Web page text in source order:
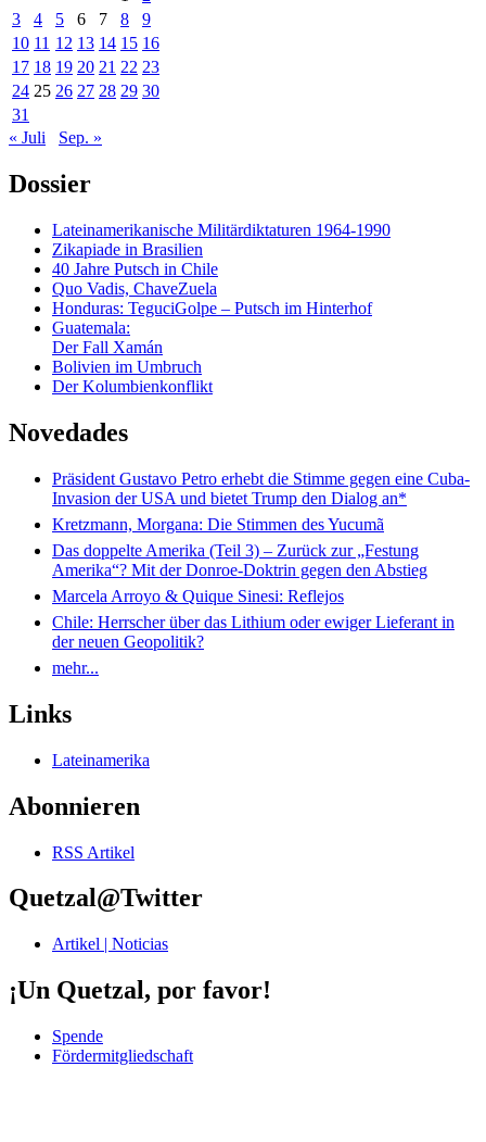
3
4 5 6 7 8
9
10 11 12 13 14 15 16
17 18 19 20 21 22 23
24 25 26 27 28 29 30
31
« Juli
Sep. »
Dossier
Lateinamerikanische Militärdiktaturen 1964-1990
Zikapiade in Brasilien
40 Jahre Putsch in Chile
Quo Vadis, ChaveZuela
Honduras: TeguciGolpe – Putsch im Hinterhof
Guatemala:
Der Fall Xamán
Bolivien im Umbruch
Der Kolumbienkonflikt
Novedades
Präsident Gustavo Petro erhebt die Stimme gegen eine Cuba-
Invasion der USA und bietet Trump den Dialog an*
Kretzmann, Morgana: Die Stimmen des Yucumã
Das doppelte Amerika (Teil 3) – Zurück zur „Festung
Amerika“? Mit der Donroe-Doktrin gegen den Abstieg
Marcela Arroyo & Quique Sinesi: Reflejos
Chile: Herrscher über das Lithium oder ewiger Lieferant in
der neuen Geopolitik?
mehr...
Links
Lateinamerika
Abonnieren
RSS Artikel
Quetzal@Twitter
Artikel | Noticias
¡Un Quetzal, por favor!
Spende
Fördermitgliedschaft